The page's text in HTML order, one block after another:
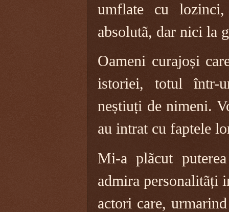
umflate cu
absolutã, dar nici la
Oameni curajoși
istoriei, totul într-
neștiuți de nimeni.
au intrat cu faptele
Mi-a plãcut
admira personalitãți
actori care,